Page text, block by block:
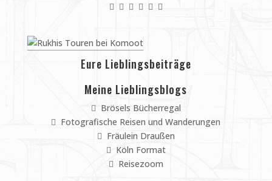
Eure Lieblingsbeiträge
Meine Lieblingsblogs
Brösels Bücherregal
Fotografische Reisen und Wanderungen
Fräulein Draußen
Köln Format
Reisezoom